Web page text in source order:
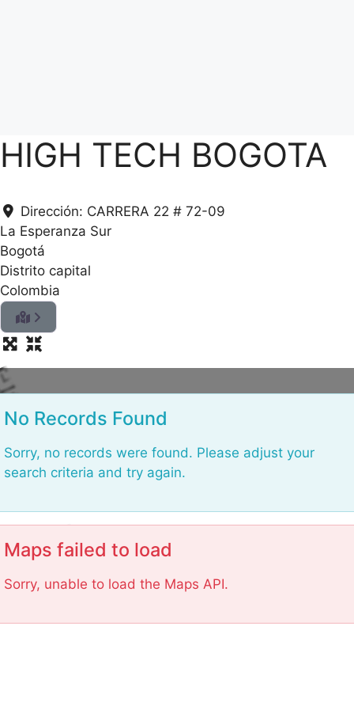
HIGH TECH BOGOTA
Dirección: CARRERA 22 # 72-09
La Esperanza Sur
Bogotá
Distrito capital
Colombia
No Records Found
Sorry, no records were found. Please adjust your
search criteria and try again.
Maps failed to load
Sorry, unable to load the Maps API.